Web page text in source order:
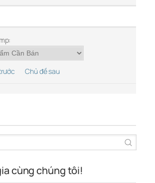
Chủ đề sau
cùng chúng tôi!